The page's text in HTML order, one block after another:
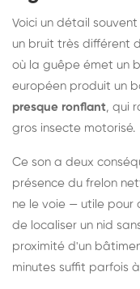
Voici un détail
un bruit très différent
où la guêpe émet un
européen produit un
presque ronflant, qui
gros insecte motorisé.
Ce son a deux
présence du frelon
ne le voie — utile pour
de localiser un nid
proximité d'un
minutes suffit parfois